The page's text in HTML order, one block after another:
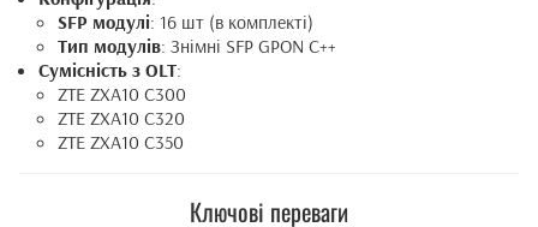
SFP модулі: 16 шт (в комплекті)
Тип модулів: Знімні SFP GPON C++
Сумісність з OLT:
ZTE ZXA10 C300
ZTE ZXA10 C320
ZTE ZXA10 C350
Ключові переваги